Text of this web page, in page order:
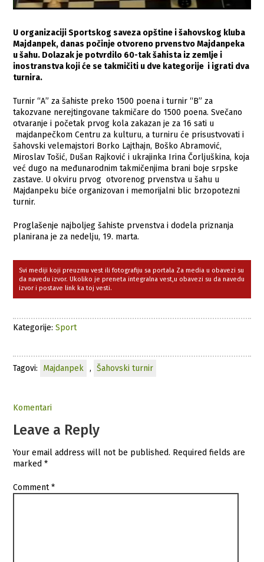
U organizaciji Sportskog saveza opštine i šahovskog kluba
Majdanpek, danas počinje otvoreno prvenstvo Majdanpeka
u šahu. Dolazak je potvrdilo 60-tak šahista iz zemlje i
inostranstva koji će se takmičiti u dve kategorije i igrati dva
turnira.
Turnir “A” za šahiste preko 1500 poena i turnir “B” za
takozvane nerejtingovane takmičare do 1500 poena. Svečano
otvaranje i početak prvog kola zakazan je za 16 sati u
majdanpečkom Centru za kulturu, a turniru će prisustvovati i
šahovski velemajstori Borko Lajthajn, Boško Abramović,
Miroslav Tošić, Dušan Rajković i ukrajinka Irina Čorljuškina, koja
već dugo na međunarodnim takmičenjima brani boje srpske
zastave. U okviru prvog otvorenog prvenstva u šahu u
Majdanpeku biće organizovan i memorijalni blic brzopotezni
turnir.
Proglašenje najboljeg šahiste prvenstva i dodela priznanja
planirana je za nedelju, 19. marta.
Svi mediji koji preuzmu vest ili fotografiju sa portala Za media u obavezi su
da navedu izvor. Ukoliko je preneta integralna vest,u obavezi su da navedu
izvor i postave link ka toj vesti.
Kategorije:Sport
Tagovi: Majdanpek , Šahovski turnir
Komentari
Leave a Reply
Your email address will not be published. Required fields are
marked*
Comment*